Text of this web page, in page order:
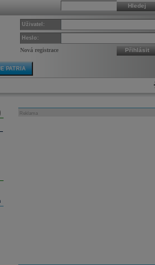
Hledej
Uživatel:
Heslo:
Nová registrace Přihlásit
PATRIA
Reklama